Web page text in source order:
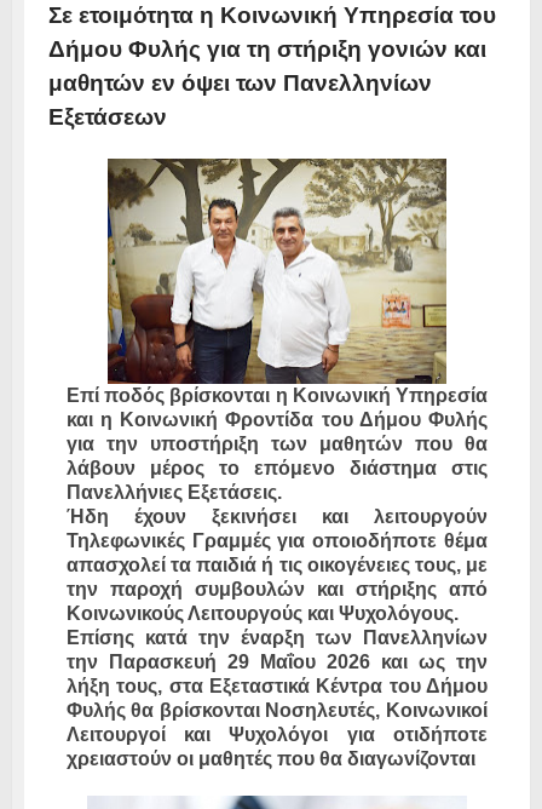
Σε ετοιμότητα η Κοινωνική Υπηρεσία του
Δήμου Φυλής για τη στήριξη γονιών και
μαθητών εν όψει των Πανελληνίων
Εξετάσεων
Επί ποδός βρίσκονται η Κοινωνική Υπηρεσία
και η Κοινωνική Φροντίδα του Δήμου Φυλής
για την υποστήριξη των μαθητών που θα
λάβουν μέρος το επόμενο διάστημα στις
Πανελλήνιες Εξετάσεις.
Ήδη έχουν ξεκινήσει και λειτουργούν
Τηλεφωνικές Γραμμές για οποιοδήποτε θέμα
απασχολεί τα παιδιά ή τις οικογένειες τους, με
την παροχή συμβουλών και στήριξης από
Κοινωνικούς Λειτουργούς και Ψυχολόγους.
Επίσης κατά την έναρξη των Πανελληνίων
την Παρασκευή 29 Μαΐου 2026 και ως την
λήξη τους, στα Εξεταστικά Κέντρα του Δήμου
Φυλής θα βρίσκονται Νοσηλευτές, Κοινωνικοί
Λειτουργοί και Ψυχολόγοι για οτιδήποτε
χρειαστούν οι μαθητές που θα διαγωνίζονται